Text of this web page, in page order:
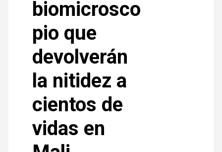
biomicrosco
pio que
devolverán
la nitidez a
cientos de
vidas en